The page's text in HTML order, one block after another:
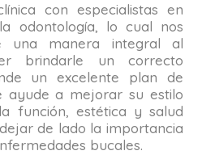
con especialistas en
odontología, lo cual nos
una manera integral al
brindarle un correcto
un excelente plan de
ayude a mejorar su estilo
función, estética y salud
de lado la importancia
bucales.